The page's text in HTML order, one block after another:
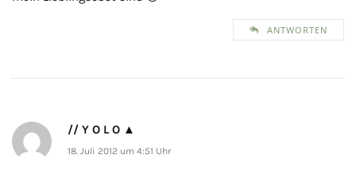
ANTWORTEN
// Y O L O ▲
18. Juli 2012 um 4:51 Uhr